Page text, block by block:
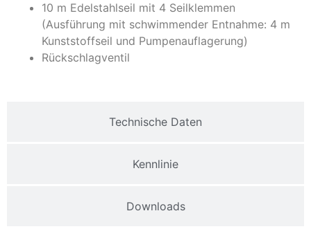
Technische Daten
Kennlinie
Downloads
10 m Edelstahlseil mit 4 Seilklemmen
(Ausführung mit schwimmender Entnahme: 4 m
Kunststoffseil und Pumpenauflagerung)
Rückschlagventil